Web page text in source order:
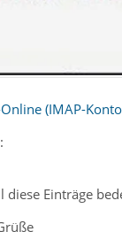
(IMAP-
Einträge